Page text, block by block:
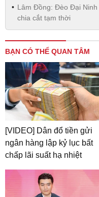
Lâm Đồng: Đèo Đại
chia cắt tạm thời
BẠN CÓ THỂ QUAN TÂM
[VIDEO] Dân đổ tiền gửi
ngân hàng lập kỷ lục bất
chấp lãi suất hạ nhiệt